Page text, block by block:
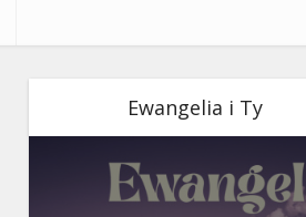
Ewangelia i Ty